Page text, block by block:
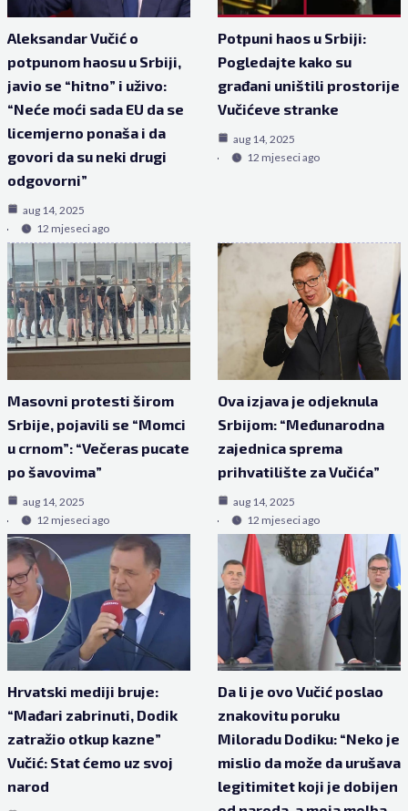
Aleksandar Vučić o
potpunom haosu u Srbiji,
javio se “hitno” i uživo:
“Neće moći sada EU da se
licemjerno ponaša i da
govori da su neki drugi
odgovorni”
aug 14, 2025
12 mjeseci ago
Potpuni haos u Srbiji:
Pogledajte kako su
građani uništili prostorije
Vučićeve stranke
aug 14, 2025
12 mjeseci ago
Masovni protesti širom
Srbije, pojavili se “Momci
u crnom”: “Večeras pucate
po šavovima”
aug 14, 2025
12 mjeseci ago
Ova izjava je odjeknula
Srbijom: “Međunarodna
zajednica sprema
prihvatilište za Vučića”
aug 14, 2025
12 mjeseci ago
Hrvatski mediji bruje:
“Mađari zabrinuti, Dodik
zatražio otkup kazne”
Vučić: Stat ćemo uz svoj
narod
Da li je ovo Vučić poslao
znakovitu poruku
Miloradu Dodiku: “Neko je
mislio da može da urušava
legitimitet koji je dobijen